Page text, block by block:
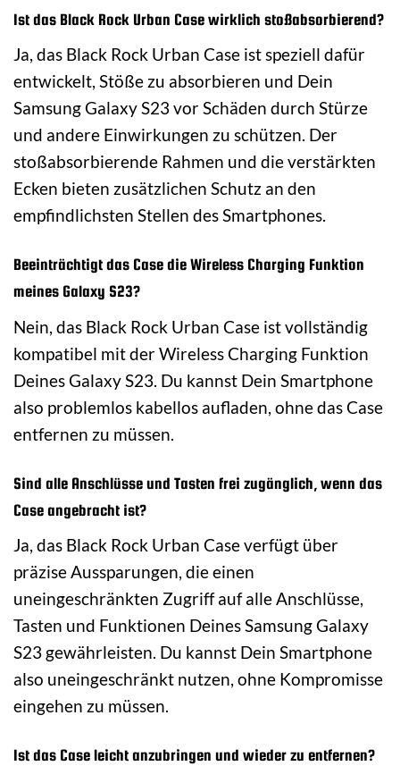
Ist das Black Rock Urban Case wirklich stoßabsorbierend?
Ja, das Black Rock Urban Case ist speziell dafür
entwickelt, Stöße zu absorbieren und Dein
Samsung Galaxy S23 vor Schäden durch Stürze
und andere Einwirkungen zu schützen. Der
stoßabsorbierende Rahmen und die verstärkten
Ecken bieten zusätzlichen Schutz an den
empfindlichsten Stellen des Smartphones.
Beeinträchtigt das Case die Wireless Charging Funktion
meines Galaxy S23?
Nein, das Black Rock Urban Case ist vollständig
kompatibel mit der Wireless Charging Funktion
Deines Galaxy S23. Du kannst Dein Smartphone
also problemlos kabellos aufladen, ohne das Case
entfernen zu müssen.
Sind alle Anschlüsse und Tasten frei zugänglich, wenn das
Case angebracht ist?
Ja, das Black Rock Urban Case verfügt über
präzise Aussparungen, die einen
uneingeschränkten Zugriff auf alle Anschlüsse,
Tasten und Funktionen Deines Samsung Galaxy
S23 gewährleisten. Du kannst Dein Smartphone
also uneingeschränkt nutzen, ohne Kompromisse
eingehen zu müssen.
Ist das Case leicht anzubringen und wieder zu entfernen?